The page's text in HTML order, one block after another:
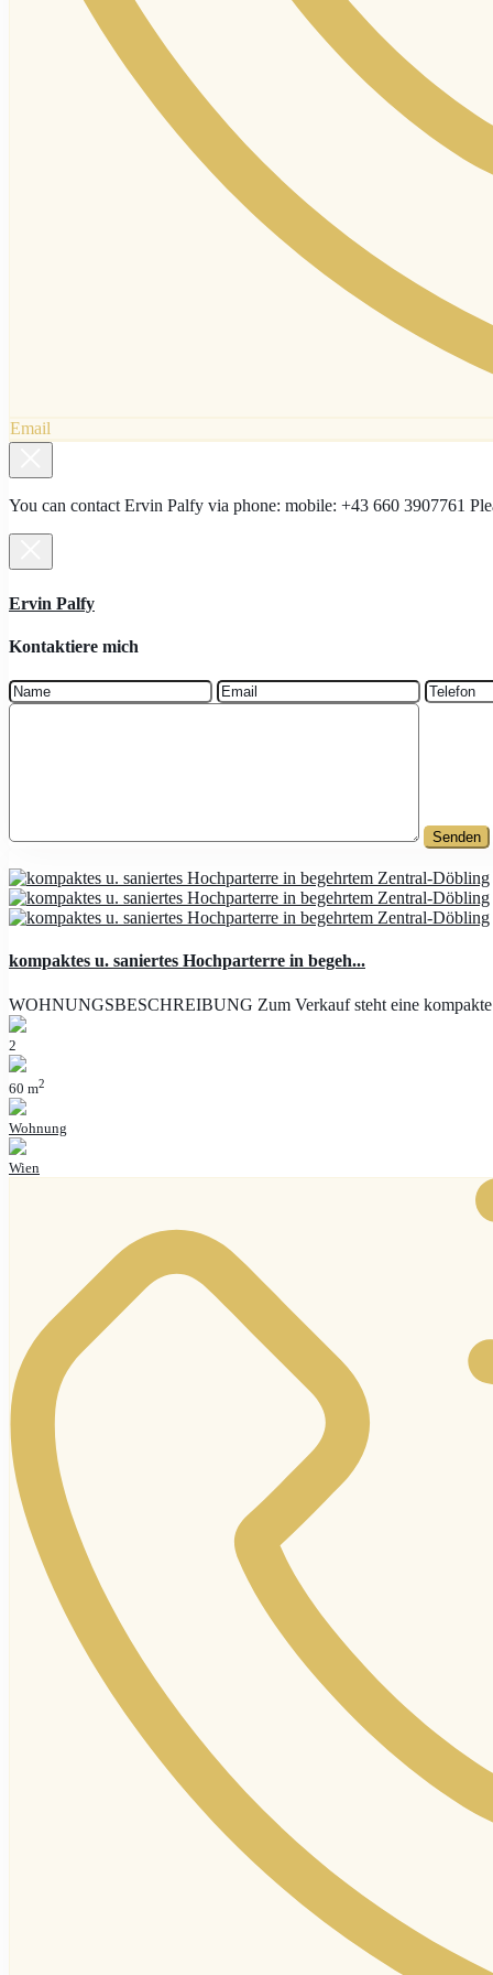
Email
You can contact Ervin Palfy via phone: mobile: +43 660 3907761
Ervin Palfy
Kontaktiere mich
kompaktes u. saniertes Hochparterre in begeh...
WOHNUNGSBESCHREIBUNG Zum Verkauf steht eine
2
60 m2
Wohnung
Wien